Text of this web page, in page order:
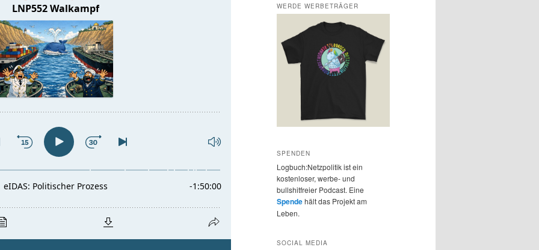
WERDE WERBETRÄGER
SPENDEN
Logbuch:Netzpolitik ist ein
kostenloser, werbe- und
bullshitfreier Podcast. Eine
Spendehält das Projekt am
Leben.
SOCIAL MEDIA